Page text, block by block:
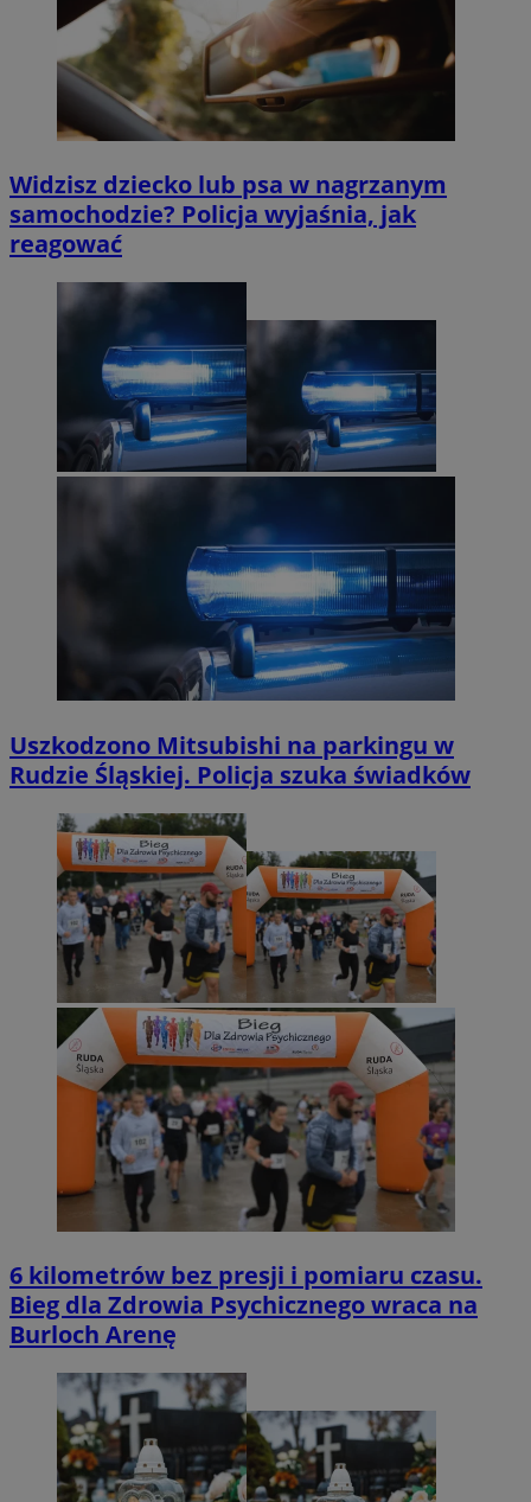
Widzisz dziecko lub psa w nagrzanym
samochodzie? Policja wyjaśnia, jak
reagować
Uszkodzono Mitsubishi na parkingu w
Rudzie Śląskiej. Policja szuka świadków
6 kilometrów bez presji i pomiaru czasu.
Bieg dla Zdrowia Psychicznego wraca na
Burloch Arenę